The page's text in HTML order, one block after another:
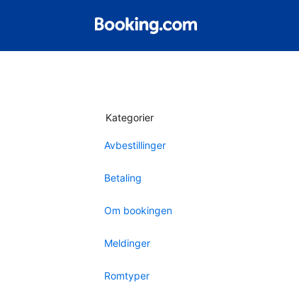
Kategorier
Avbestillinger
Betaling
Om bookingen
Meldinger
Romtyper